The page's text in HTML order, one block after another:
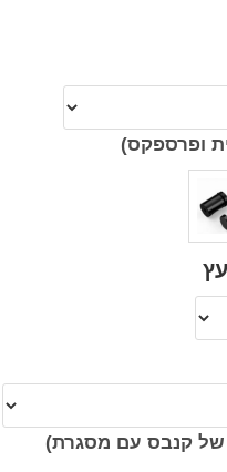
ופרספקס)
קנבס עם מסגרת)